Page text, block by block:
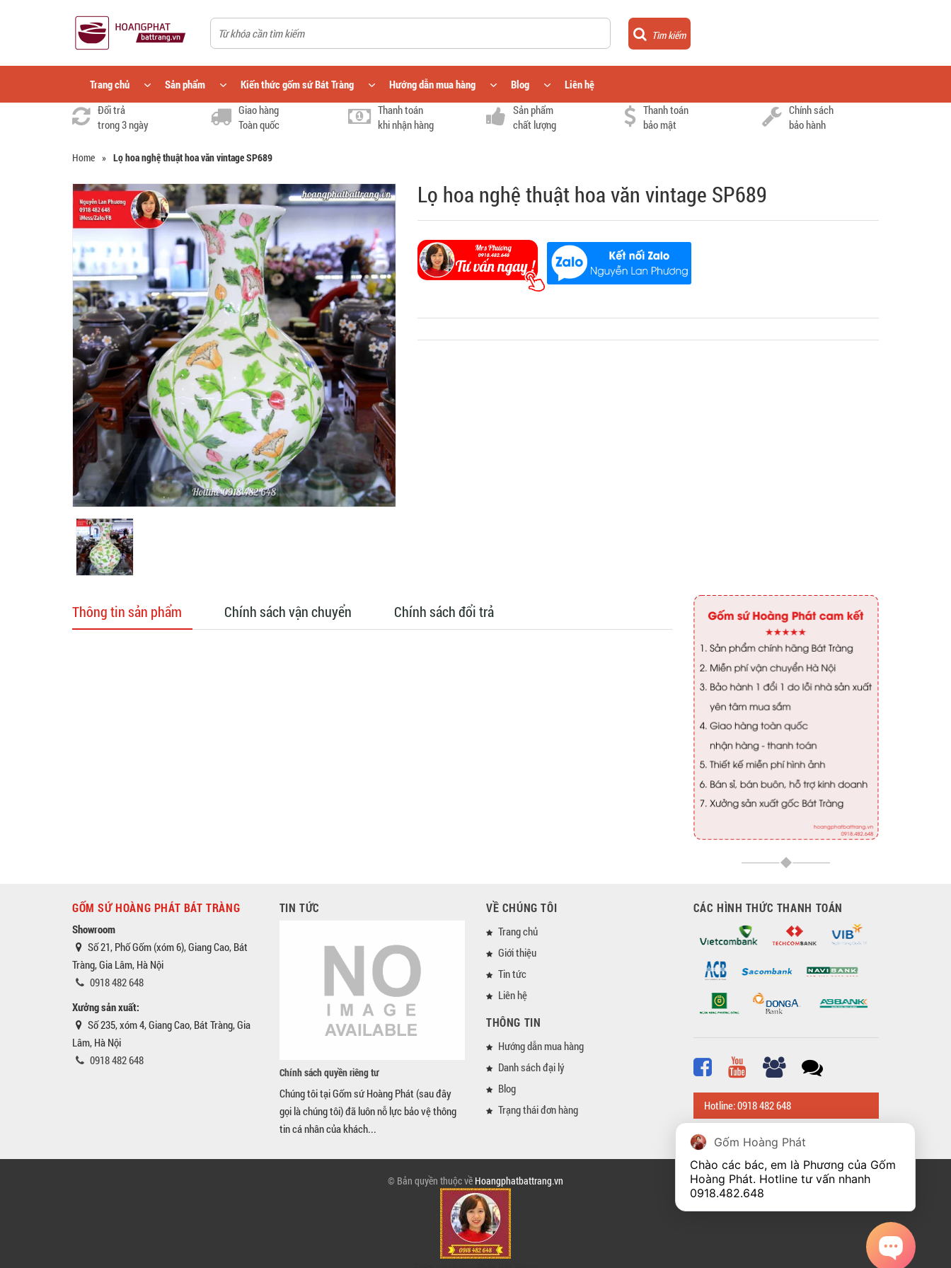
Tìm kiếm
Trang chủ Sản phẩm Kiến thức gốm sứ Bát Tràng Hướng dẫn mua hàng Blog
Liên hệ
Đổi trả
trong 3 ngày
Giao hàng
Toàn quốc
Thanh toán
khi nhận hàng
Sản phẩm
chất lượng
Thanh toán
bảo mật
Chính sách
bảo hành
Home » Lọ hoa nghệ thuật hoa văn vintage SP689
Lọ hoa nghệ thuật hoa văn vintage SP689
Thông tin sản phẩm Chính sách vận chuyển Chính sách đổi trả
GỐM SỨ HOÀNG PHÁT BÁT TRÀNG
Showroom
Số 21, Phố Gốm (xóm 6), Giang Cao, Bát
Tràng, Gia Lâm, Hà Nội
0918 482 648
Xưởng sản xuất:
Số 235, xóm 4, Giang Cao, Bát Tràng, Gia
Lâm, Hà Nội
0918 482 648
TIN TỨC
Chính sách quyền riêng tư
Chúng tôi tại Gốm sứ Hoàng Phát (sau đây
gọi là chúng tôi) đã luôn nỗ lực bảo vệ thông
tin cá nhân của khách...
VỀ CHÚNG TÔI
Trang chủ
Giới thiệu
Tin tức
Liên hệ
THÔNG TIN
Hướng dẫn mua hàng
Danh sách đại lý
Blog
Trạng thái đơn hàng
CÁC HÌNH THỨC THANH TOÁN
Hotline: 0918 482 648
© Bản quyền thuộc về Hoangphatbattrang.vn
Gốm Hoàng Phát
Chào các bác, em là Phương của Gốm
0918.482.648